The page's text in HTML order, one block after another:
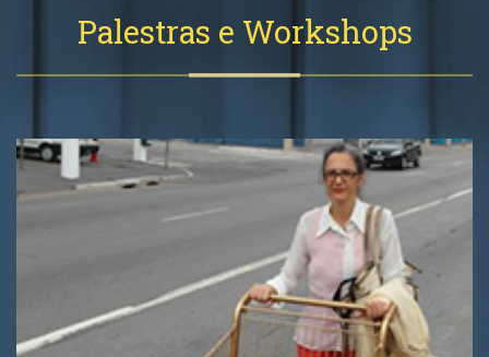
Palestras e Workshops